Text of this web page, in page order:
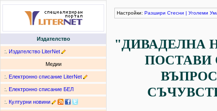
Издателство
:. Издателство LiterNet
Медии
:. Електронно списание LiterNet
:. Електронно списание БЕЛ
:. Културни новини
Настройки: Разшири Стесни | Уголеми
"ДИВАДЕЛНА
ПОСТАВИ